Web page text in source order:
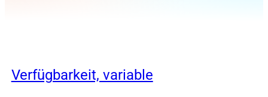
Verfügbarkeit, variable